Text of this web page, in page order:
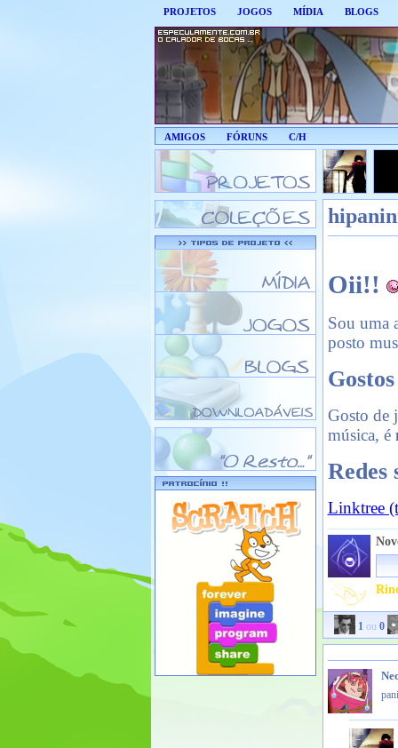
PROJETOS JOGOS MÍDIA BLOGS
AMIGOS FÓRUNS C/H
Oii!!
Sou uma
posto
Gostos
Gosto de
música, é
Redes
Linktree
1 ou 0